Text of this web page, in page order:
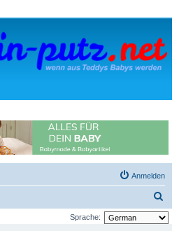
Anmelden
u
Sprache: